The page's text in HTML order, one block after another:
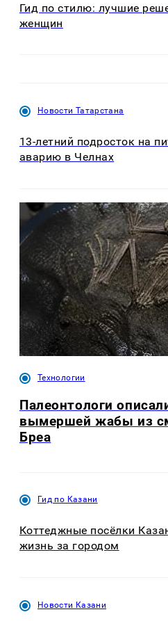
Гид по стилю: лучшие
женщин
Новости Татарстана
13-летний подросток на
аварию в Челнах
Технологии
Палеонтологи
вымершей жабы из
Бреа
Гид по Казани
Коттеджные посёлки
жизнь за городом
Новости Казани